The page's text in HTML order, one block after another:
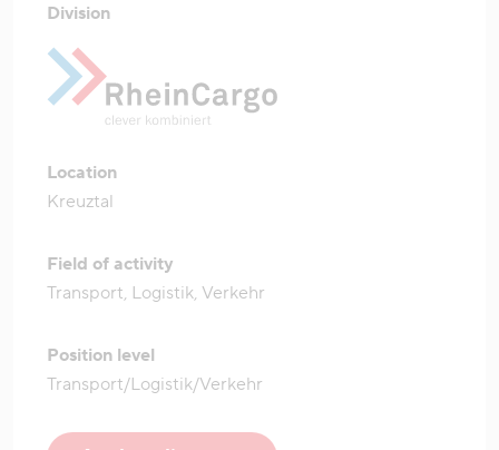
Division
Location
Kreuztal
Field of activity
Transport, Logistik, Verkehr
Position level
Transport/Logistik/Verkehr